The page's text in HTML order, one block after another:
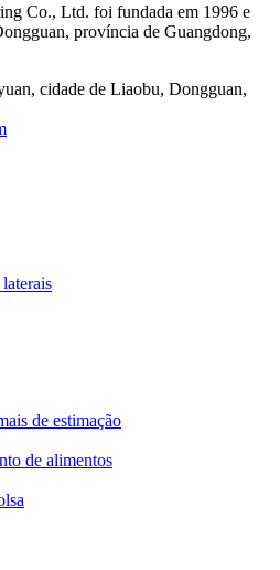
Co., Ltd. foi fundada em 1996 e
província de Guangdong,
cidade de Liaobu, Dongguan,
de estimação
de alimentos